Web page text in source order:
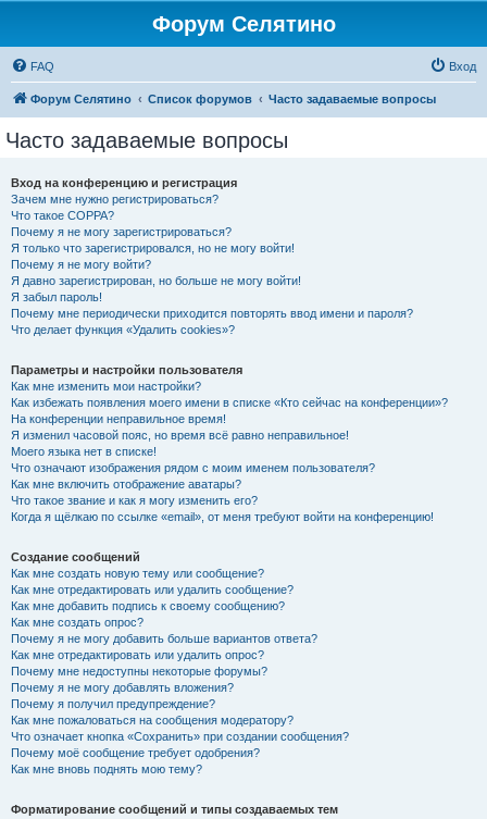
Форум Селятино
FAQ Вход
Форум Селятино Список форумов Часто задаваемые вопросы
Часто задаваемые вопросы
Вход на конференцию и регистрация
Зачем мне нужно регистрироваться?
Что такое COPPA?
Почему я не могу зарегистрироваться?
Я только что зарегистрировался, но не могу войти!
Почему я не могу войти?
Я давно зарегистрирован, но больше не могу войти!
Я забыл пароль!
Почему мне периодически приходится повторять ввод имени и пароля?
Что делает функция «Удалить cookies»?
Параметры и настройки пользователя
Как мне изменить мои настройки?
Как избежать появления моего имени в списке «Кто сейчас на конференции»?
На конференции неправильное время!
Я изменил часовой пояс, но время всё равно неправильное!
Моего языка нет в списке!
Что означают изображения рядом с моим именем пользователя?
Как мне включить отображение аватары?
Что такое звание и как я могу изменить его?
Когда я щёлкаю по ссылке «email», от меня требуют войти на конференцию!
Создание сообщений
Как мне создать новую тему или сообщение?
Как мне отредактировать или удалить сообщение?
Как мне добавить подпись к своему сообщению?
Как мне создать опрос?
Почему я не могу добавить больше вариантов ответа?
Как мне отредактировать или удалить опрос?
Почему мне недоступны некоторые форумы?
Почему я не могу добавлять вложения?
Почему я получил предупреждение?
Как мне пожаловаться на сообщения модератору?
Что означает кнопка «Сохранить» при создании сообщения?
Почему моё сообщение требует одобрения?
Как мне вновь поднять мою тему?
Форматирование сообщений и типы создаваемых тем